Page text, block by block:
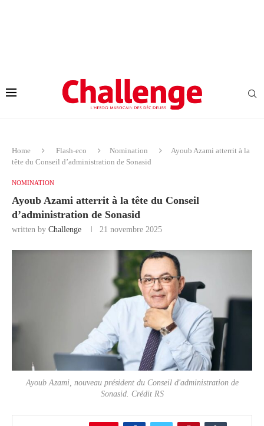
Home Flash-eco Nomination
Ayoub Azami atterrit à la
tête du Conseil d’administration de Sonasid
NOMINATION
Ayoub Azami atterrit à la tête du Conseil
d’administration de Sonasid
written by Challenge 21 novembre 2025
Ayoub Azami, nouveau président du Conseil d'administration de
Sonasid. Crédit RS